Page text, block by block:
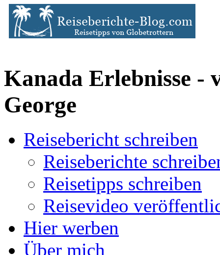
Kanada Erlebnisse -
George
Reisebericht schreiben
Reiseberichte
Reisetipps schreiben
Reisevideo
Hier werben
Über mich